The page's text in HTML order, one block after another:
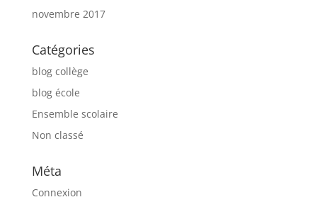
novembre 2017
Catégories
blog collège
blog école
Ensemble scolaire
Non classé
Méta
Connexion